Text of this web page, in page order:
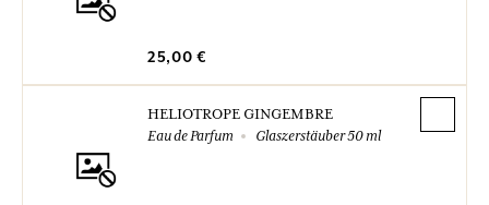
25,00 €
HELIOTROPE GINGEMBRE
Eau de Parfum
Glaszerstäuber 50 ml